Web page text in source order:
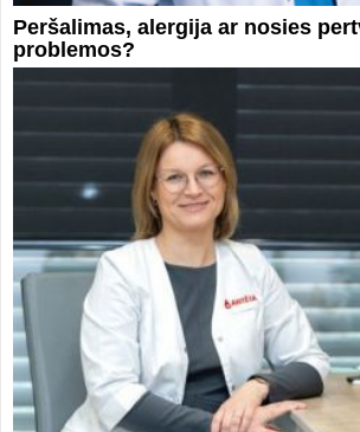
Peršalimas, alergija ar nosies
problemos?